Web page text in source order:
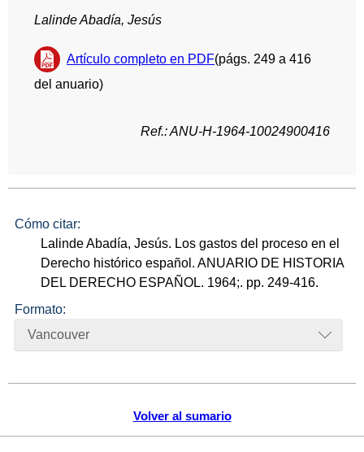
Volver al sumario
Lalinde Abadía, Jesús
Artículo completo en PDF(págs. 249 a 416
del anuario)
Ref.: ANU-H-1964-10024900416
Cómo citar:
Lalinde Abadía, Jesús. Los gastos del proceso en el
Derecho histórico español. ANUARIO DE HISTORIA
DEL DERECHO ESPAÑOL. 1964;. pp. 249-416.
Formato:
Vancouver